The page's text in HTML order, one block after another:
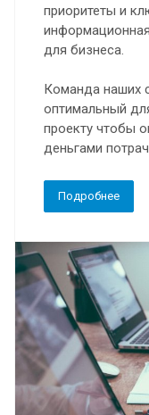
приоритеты и
для бизнеса.
Команда наших
оптимальный
проекту чтобы
деньгами
Подробнее